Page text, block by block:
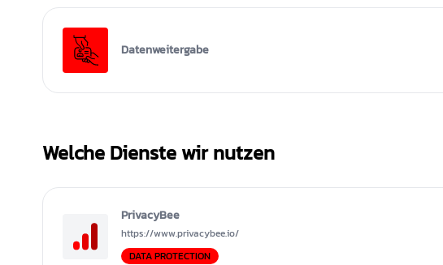
Datenweitergabe
Welche Dienste wir nutzen
PrivacyBee
https://www.privacybee.io/
DATA PROTECTION